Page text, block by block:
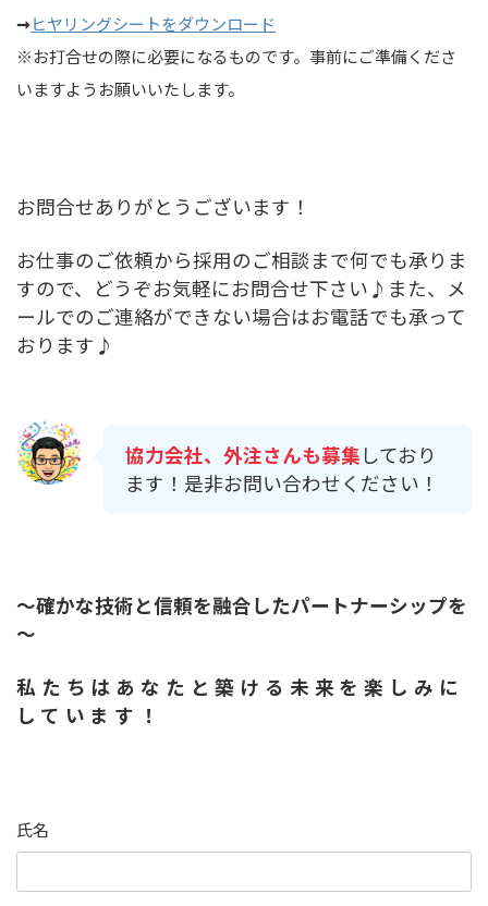
➞ヒヤリングシートをダウンロード
※お打合せの際に必要になるものです。事前にご準備くださ
いますようお願いいたします。
お問合せありがとうございます！
お仕事のご依頼から採用のご相談まで何でも承りま
すので、どうぞお気軽にお問合せ下さい♪また、メ
ールでのご連絡ができない場合はお電話でも承って
おります♪
協力会社、外注さんも募集 しており
ます！是非お問い合わせください！
～確かな技術と信頼を融合したパートナーシップを
～
私たちはあなたと築ける未来を楽しみに
しています！
氏名